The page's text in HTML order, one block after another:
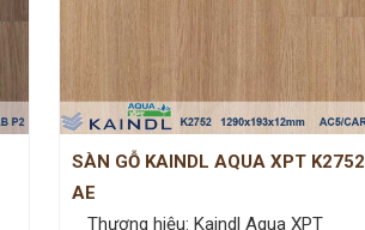
SÀN GỖ KAINDL AQUA XPT K2752
AE
Thương hiệu: Kaindl Aqua XPT